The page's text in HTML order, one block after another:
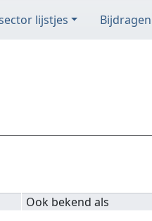
lijstjes Bijdragen
Ook bekend als